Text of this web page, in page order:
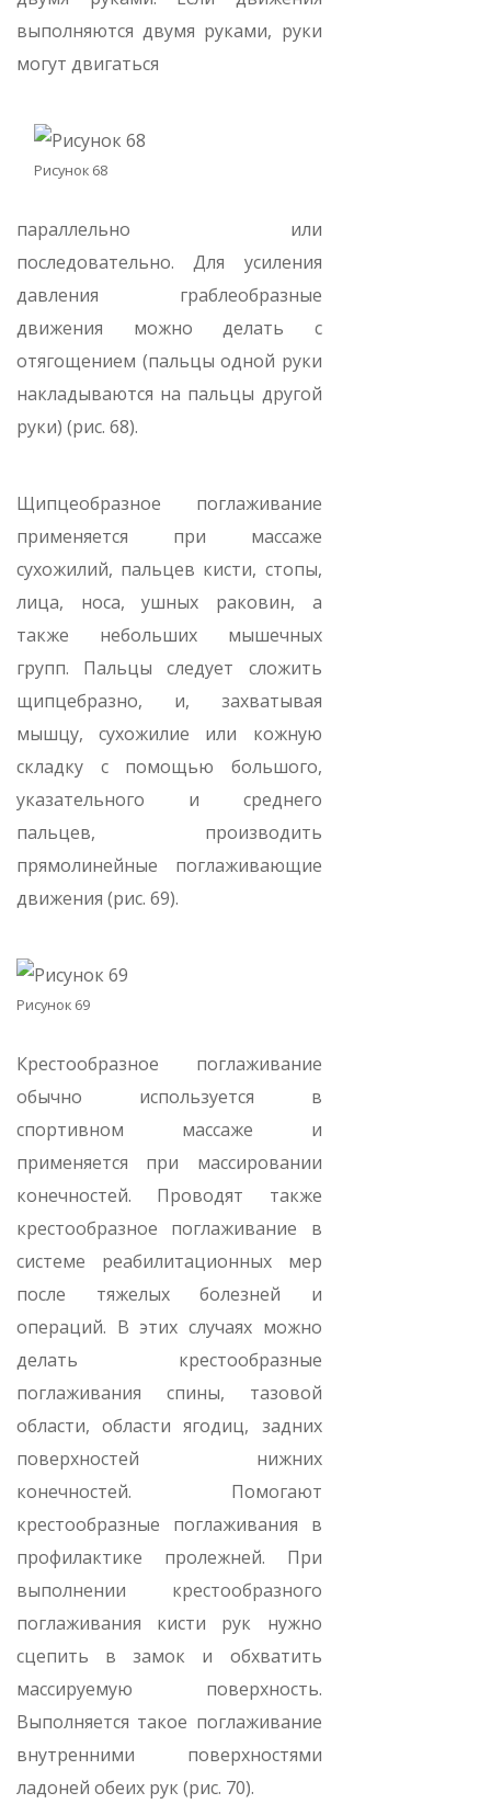
выполняются двумя руками, руки
могут двигаться
Рисунок 68
параллельно или
последовательно. Для усиления
давления граблеобразные
движения можно делать с
отягощением (пальцы одной руки
накладываются на пальцы другой
руки) (рис. 68).
Щипцеобразное поглаживание
применяется при массаже
сухожилий, пальцев кисти, стопы,
лица, носа, ушных раковин, а
также небольших мышечных
групп. Пальцы следует сложить
щипцебразно, и, захватывая
мышцу, сухожилие или кожную
складку с помощью большого,
указательного и среднего
пальцев, производить
прямолинейные поглаживающие
движения (рис. 69).
Рисунок 69
Крестообразное поглаживание
обычно используется в
спортивном массаже и
применяется при массировании
конечностей. Проводят также
крестообразное поглаживание в
системе реабилитационных мер
после тяжелых болезней и
операций. В этих случаях можно
делать крестообразные
поглаживания спины, тазовой
области, области ягодиц, задних
поверхностей нижних
конечностей. Помогают
крестообразные поглаживания в
профилактике пролежней. При
выполнении крестообразного
поглаживания кисти рук нужно
сцепить в замок и обхватить
массируемую поверхность.
Выполняется такое поглаживание
внутренними поверхностями
ладоней обеих рук (рис. 70).